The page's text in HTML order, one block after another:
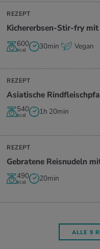
REZEPT
Ki­cher­erb­sen-Stir-fry
600
kcal 30min Vegan
REZEPT
Asia­ti­sche
540
kcal 1h 20min
REZEPT
Ge­bra­te­ne Reis­nu­deln
490
kcal 20min
ALLE 9